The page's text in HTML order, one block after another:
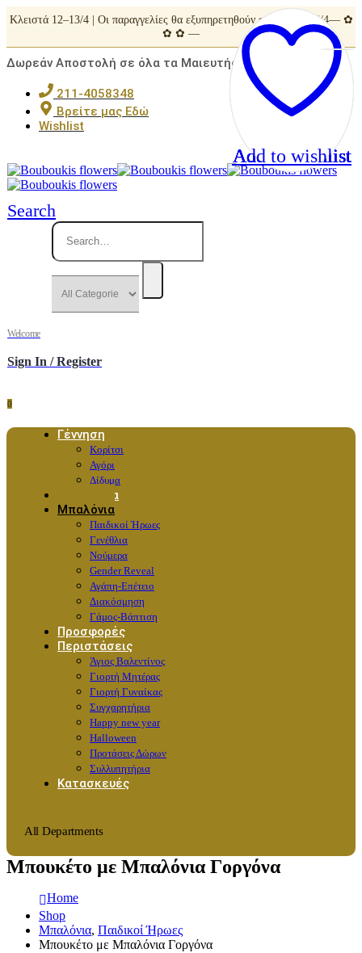
Κλειστά 12–13/4 | Οι παραγγελίες θα εξυπηρετηθούν από Τρίτη 14/4— ✿
✿ ✿ —
Δωρεάν Αποστολή σε όλα τα Μαιευτήρια της Αττικής
211-4058348
Βρείτε μας Εδώ
Wishlist
Search
Welcome
Sign In / Register
0
Γέννηση
Κορίτσι
Αγόρι
Δίδυμα
Λουλούδια
Μπαλόνια
Παιδικοί Ήρωες
Γενέθλια
Νούμερα
Gender Reveal
Αγάπη-Επέτειο
Διακόσμηση
Γάμος-Βάπτιση
Προσφορές
Περιστάσεις
Άγιος Βαλεντίνος
Γιορτή Μητέρας
Γιορτή Γυναίκας
Συγχαρητήρια
Happy new year
Halloween
Προτάσεις Δώρων
Συλλυπητήρια
Κατασκευές
All Departments
Μπουκέτο με Μπαλόνια Γοργόνα
Home
Shop
Μπαλόνια, Παιδικοί Ήρωες
Μπουκέτο με Μπαλόνια Γοργόνα
Add to wishlist
Add to wishlist
Add to wishlist
Add to wishlist
Add to wishlist